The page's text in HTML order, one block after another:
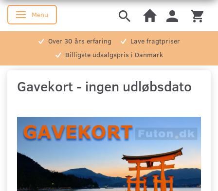
Skifte navigation
Menu
Over 30 års erfaring
Lave fragtpriser
Billigste udsalgspris i Danmark
Gavekort - ingen udløbsdato